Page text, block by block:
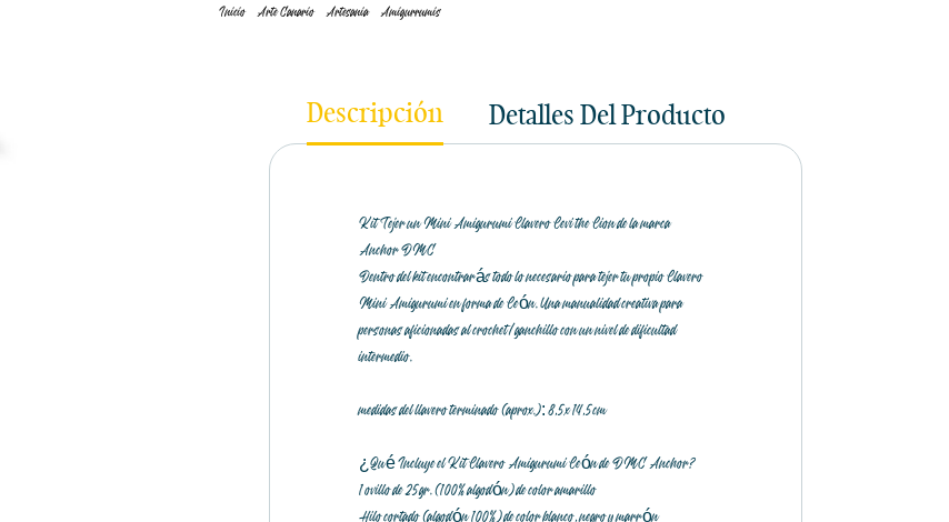
Inicio Arte Canario Artesania Amigurrumis
Descripción Detalles Del Producto
Kit Tejer un Mini Amigurumi Llavero Levi the Lion de la marca
Anchor DMC
Dentro del kit encontrarás todo lo necesario para tejer tu propio Llavero
Mini Amigurumi en forma de León. Una manualidad creativa para
personas aficionadas al crochet/ganchillo con un nivel de dificultad
intermedio.
medidas del llavero terminado (aprox.): 8,5 x 14,5 cm
¿Qué Incluye el Kit Llavero Amigurumi León de DMC Anchor?
1 ovillo de 25 gr. (100% algodón) de color amarillo
Hilo cortado (algodón 100%) de color blanco, negro y marrón